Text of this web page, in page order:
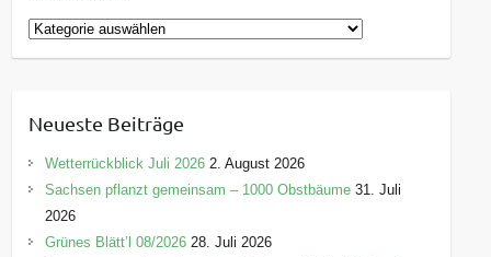
K
a
g
o
r
e
Neueste Beiträge
Wetterrückblick Juli 2026 2. August 2026
Sachsen pflanzt gemeinsam – 1000 Obstbäume 31. Juli
2026
Grünes Blätt’l 08/2026 28. Juli 2026